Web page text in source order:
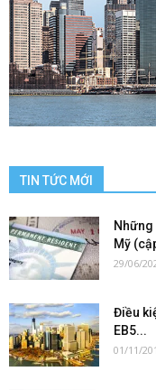
TIN TỨC MỚI
Mỹ
29/06/
Điều
EB5...
01/11/